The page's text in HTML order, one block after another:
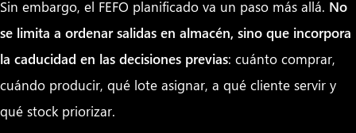
Sin embargo, el FEFO planificado va un paso más allá. No
se limita a ordenar salidas en almacén, sino que incorpora
la caducidad en las decisiones previas: cuánto comprar,
cuándo producir, qué lote asignar, a qué cliente servir y
qué stock priorizar.